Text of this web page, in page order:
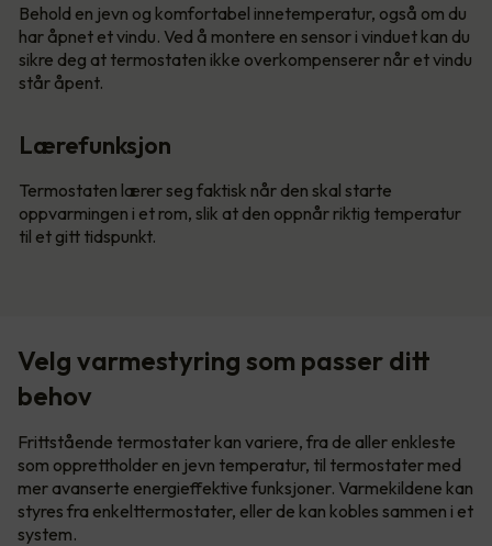
Behold en jevn og komfortabel innetemperatur, også om du
har åpnet et vindu. Ved å montere en sensor i vinduet kan du
sikre deg at termostaten ikke overkompenserer når et vindu
står åpent.
Lærefunksjon
Termostaten lærer seg faktisk når den skal starte
oppvarmingen i et rom, slik at den oppnår riktig temperatur
til et gitt tidspunkt.
Velg varmestyring som passer ditt
behov
Frittstående termostater kan variere, fra de aller enkleste
som opprettholder en jevn temperatur, til termostater med
mer avanserte energieffektive funksjoner. Varmekildene kan
styres fra enkelttermostater, eller de kan kobles sammen i et
system.